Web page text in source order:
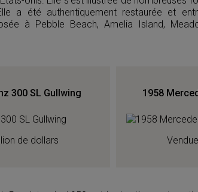
a été authentiquement restaurée et
à Pebble Beach, Amelia Island,
300 SL Gullwing
de dollars
1958